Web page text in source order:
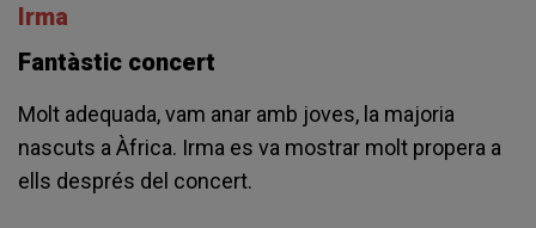
Irma
Fantàstic concert
Molt adequada, vam anar amb joves, la majoria
nascuts a Àfrica. Irma es va mostrar molt propera a
ells després del concert.